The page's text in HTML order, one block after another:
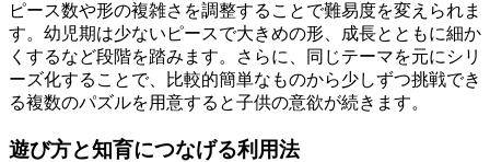
ピース数や形の複雑さを調整することで難易度を変えられま
す。幼児期は少ないピースで大きめの形、成長とともに細か
くするなど段階を踏みます。さらに、同じテーマを元にシリ
ーズ化することで、比較的簡単なものから少しずつ挑戦でき
る複数のパズルを用意すると子供の意欲が続きます。
遊び方と知育につなげる利用法